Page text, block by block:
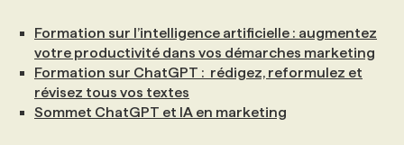
Formation sur l’intelligence artificielle : augmentez
votre productivité dans vos démarches marketing
Formation sur ChatGPT : rédigez, reformulez et
révisez tous vos textes
Sommet ChatGPT et IA en marketing